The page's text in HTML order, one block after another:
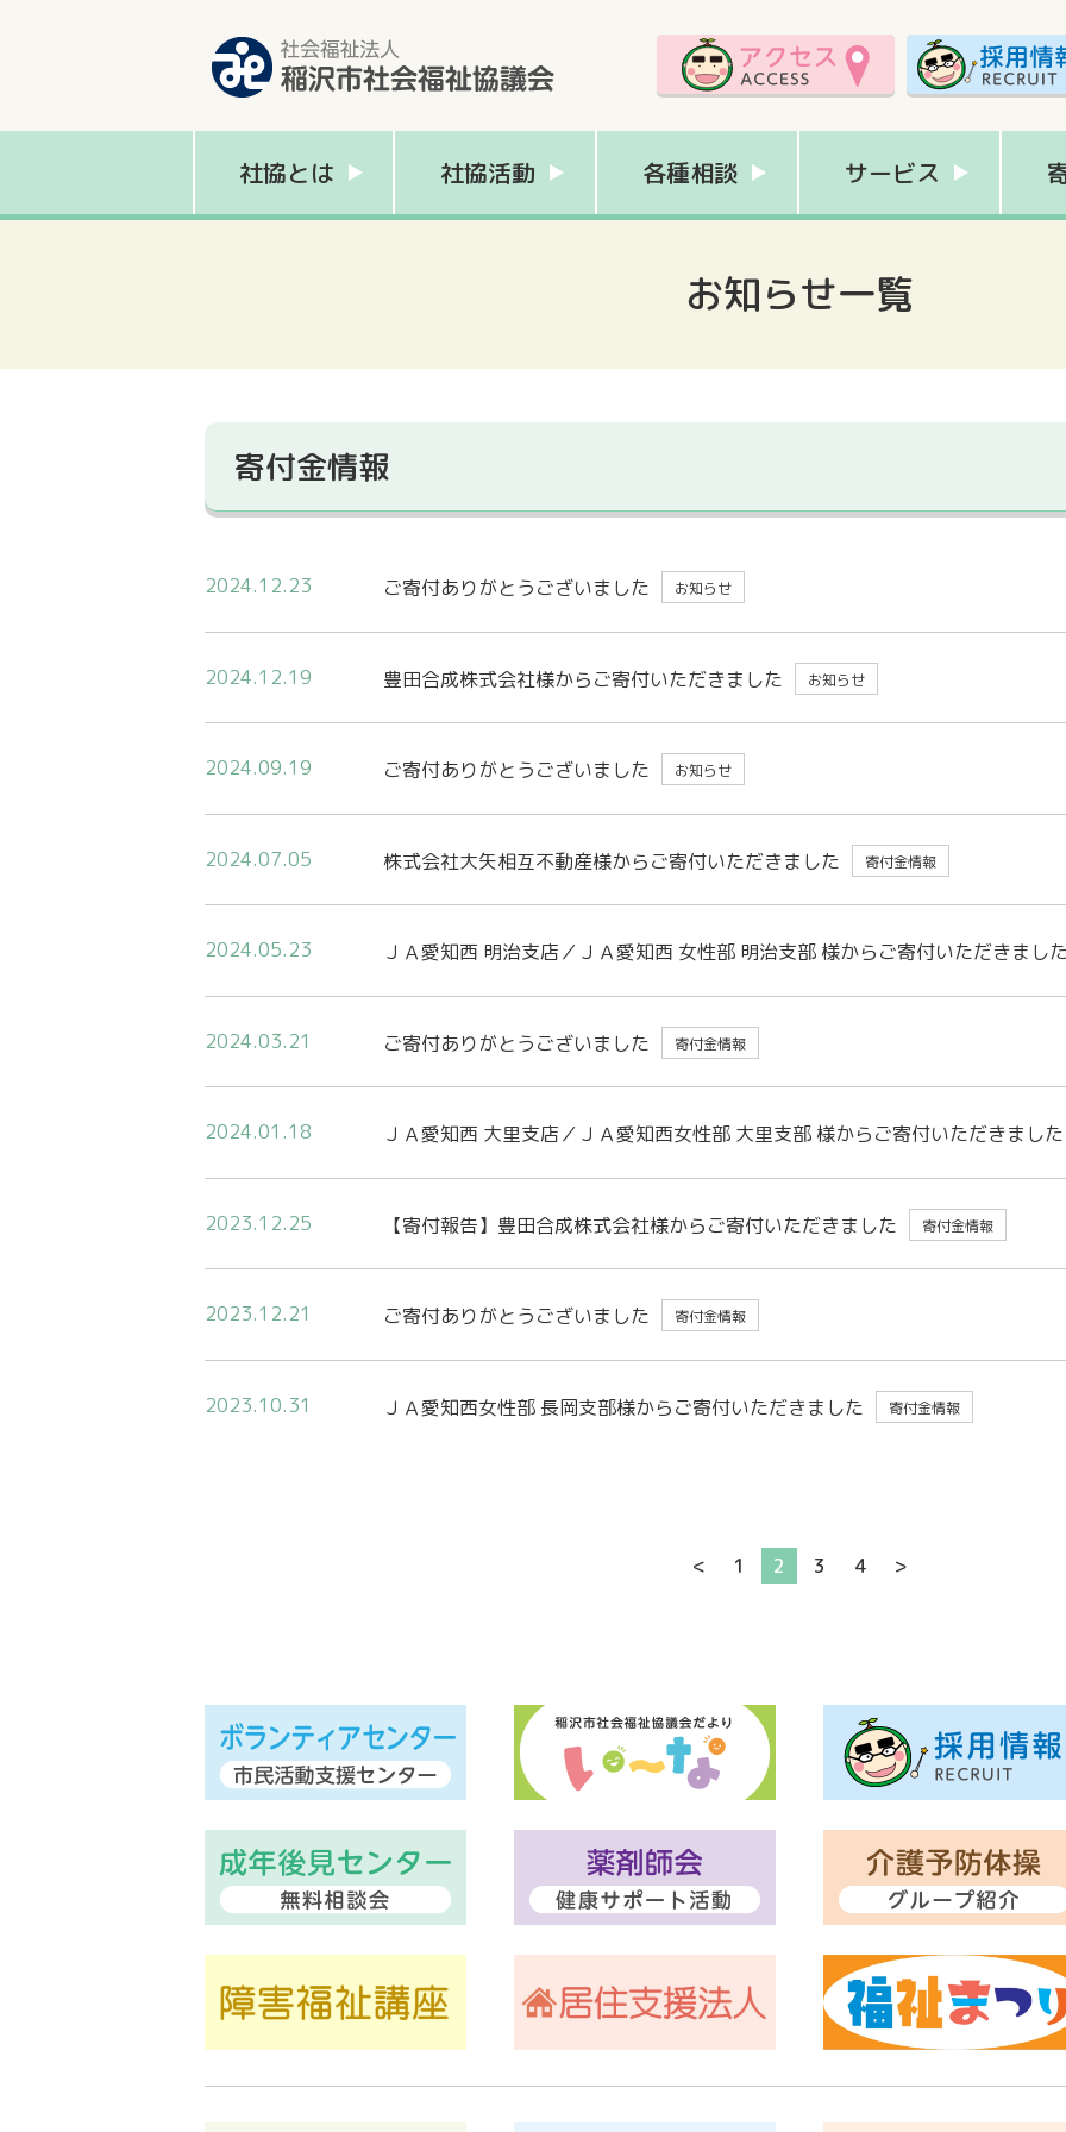
社協とは 社協活動 各種相談 サービス
お知らせ一覧
寄付金情報
2024.12.23 ご寄付ありがとうございました お知らせ
2024.12.19 豊田合成株式会社様からご寄付いただきました お知らせ
2024.09.19 ご寄付ありがとうございました お知らせ
2024.07.05 株式会社大矢相互不動産様からご寄付いただきました 寄付金情報
2024.05.23 ＪＡ愛知西 明治支店／ＪＡ愛知西 女性部 明治支部 様からご寄付いただきまし
2024.03.21 ご寄付ありがとうございました 寄付金情報
2024.01.18 ＪＡ愛知西 大里支店／ＪＡ愛知西女性部 大里支部 様からご寄付いただきました
2023.12.25 【寄付報告】豊田合成株式会社様からご寄付いただきました 寄付金情報
2023.12.21 ご寄付ありがとうございました 寄付金情報
2023.10.31 ＪＡ愛知西女性部 長岡支部様からご寄付いただきました 寄付金情報
< 1 2 3 4 >